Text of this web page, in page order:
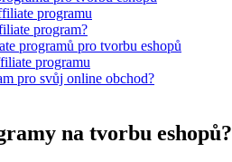
programu
program?
programů pro tvorbu eshopů
programu
pro svůj online obchod?
na tvorbu eshopů?